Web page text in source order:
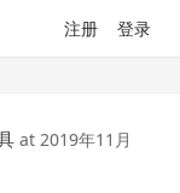
注册 登录
at 2019年11月